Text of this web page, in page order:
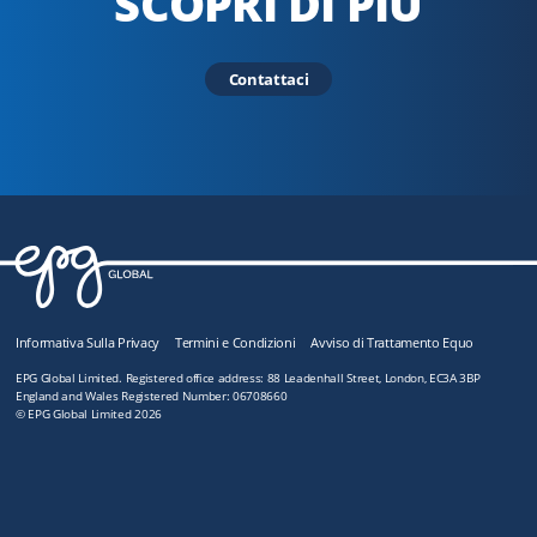
Contattaci
Informativa Sulla Privacy Termini e Condizioni Avviso di Trattamento Equo
EPG Global Limited. Registered office address: 88 Leadenhall Street, London, EC3A 3BP
England and Wales Registered Number: 06708660
© EPG Global Limited 2026